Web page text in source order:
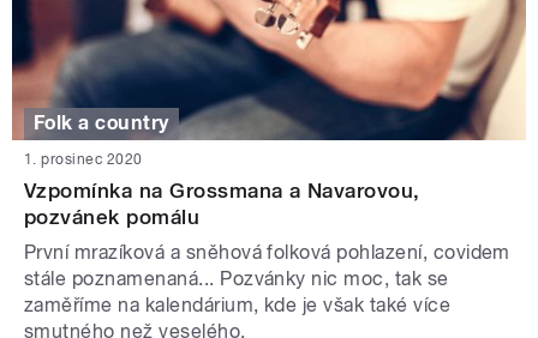
Folk a country
1. prosinec 2020
Vzpomínka na Grossmana a Navarovou,
pozvánek pomálu
První mrazíková a sněhová folková pohlazení, covidem
stále poznamenaná... Pozvánky nic moc, tak se
zaměříme na kalendárium, kde je však také více
smutného než veselého.